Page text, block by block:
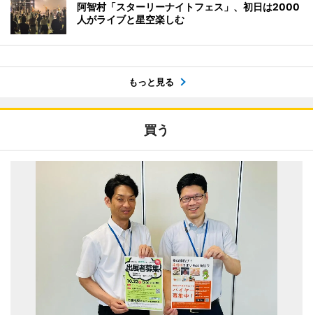
阿智村「スターリーナイトフェス」、初日は2000
人がライブと星空楽しむ
もっと見る
買う